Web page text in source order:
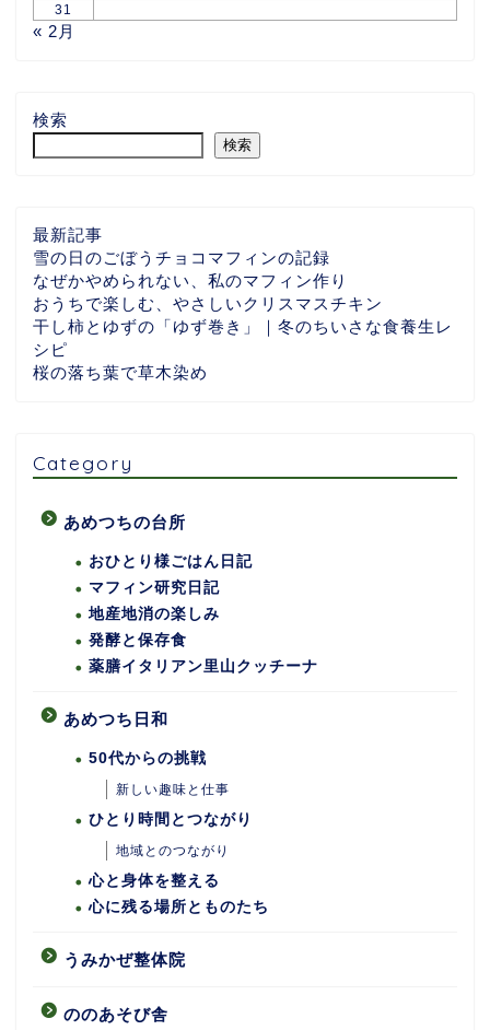
31
« 2月
検索
検索
最新記事
雪の日のごぼうチョコマフィンの記録
なぜかやめられない、私のマフィン作り
おうちで楽しむ、やさしいクリスマスチキン
干し柿とゆずの「ゆず巻き」｜冬のちいさな食養生レ
シピ
桜の落ち葉で草木染め
Category
あめつちの台所
おひとり様ごはん日記
マフィン研究日記
地産地消の楽しみ
発酵と保存食
薬膳イタリアン里山クッチーナ
あめつち日和
50代からの挑戦
新しい趣味と仕事
ひとり時間とつながり
地域とのつながり
心と身体を整える
心に残る場所とものたち
うみかぜ整体院
ののあそび舎